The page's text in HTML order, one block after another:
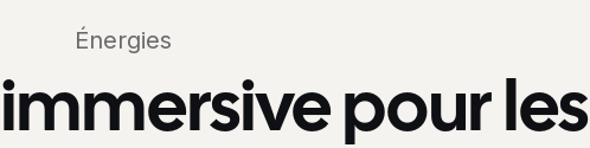
Énergies
pour les